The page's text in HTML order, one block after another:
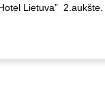
Lietuva” 2.aukšte.